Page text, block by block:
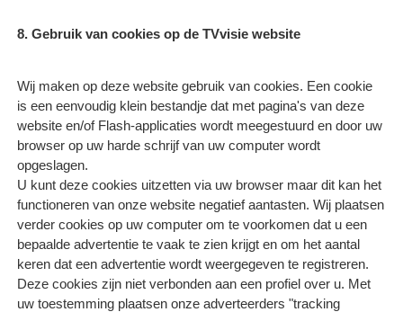
8. Gebruik van cookies op de TVvisie website
Wij maken op deze website gebruik van cookies. Een cookie
is een eenvoudig klein bestandje dat met pagina's van deze
website en/of Flash-applicaties wordt meegestuurd en door uw
browser op uw harde schrijf van uw computer wordt
opgeslagen.
U kunt deze cookies uitzetten via uw browser maar dit kan het
functioneren van onze website negatief aantasten. Wij plaatsen
verder cookies op uw computer om te voorkomen dat u een
bepaalde advertentie te vaak te zien krijgt en om het aantal
keren dat een advertentie wordt weergegeven te registreren.
Deze cookies zijn niet verbonden aan een profiel over u. Met
uw toestemming plaatsen onze adverteerders "tracking